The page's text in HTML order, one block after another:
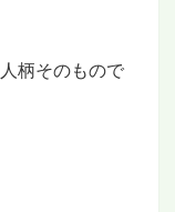
柄そのもので